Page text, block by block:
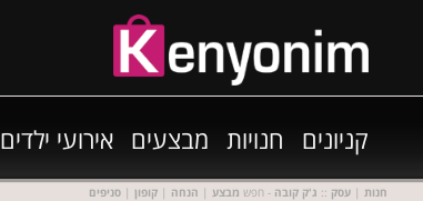
קניונים חנויות מבצעים אירועי ילדים
חנות | עסק :: ג'ק קובה - חפש מבצע | הנחה | קופון | סניפים